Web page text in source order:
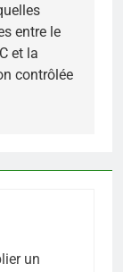
entre le
et la
contrôlée
un